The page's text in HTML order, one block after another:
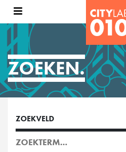
ZOEKEN.
ZOEKVELD